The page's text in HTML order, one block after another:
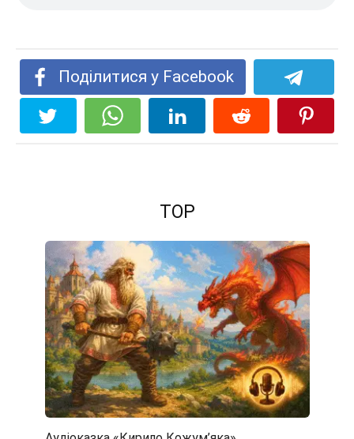
Поділитися у Facebook
TOP